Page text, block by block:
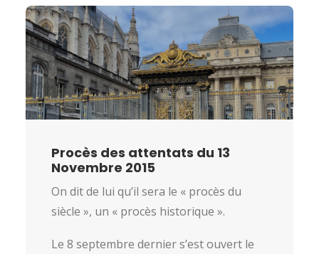
Procès des attentats du 13
Novembre 2015
On dit de lui qu’il sera le « procès du
siècle », un « procès historique ».
Le 8 septembre dernier s’est ouvert le